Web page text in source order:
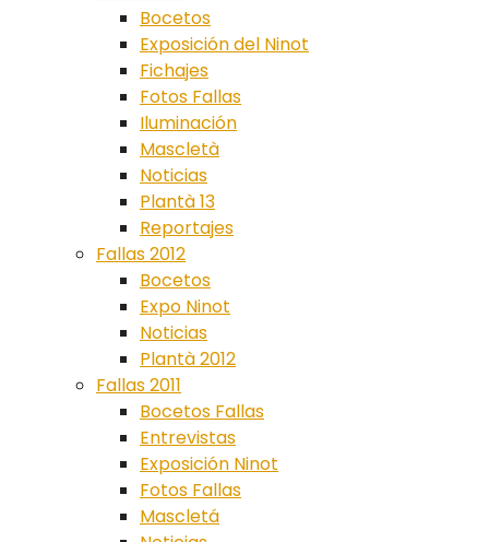
Bocetos
Exposición del Ninot
Fichajes
Fotos Fallas
Iluminación
Mascletà
Noticias
Plantà 13
Reportajes
Fallas 2012
Bocetos
Expo Ninot
Noticias
Plantà 2012
Fallas 2011
Bocetos Fallas
Entrevistas
Exposición Ninot
Fotos Fallas
Mascletá